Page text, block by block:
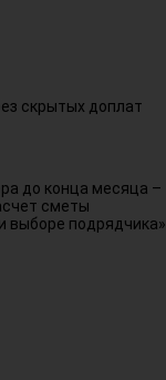
скрытых доплат
до конца месяца –
сметы
выборе подрядчика».